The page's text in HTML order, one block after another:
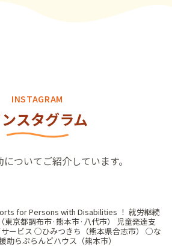
INSTAGRAM
スタグラム
ついてご紹介しています。
for Persons with Disabilities ！ 就労継続
京都調布市·熊本市·八代市）
児童発達支
ービス ○ひみつきち（熊本県合志市）
○な
助らぷらんどハウス（熊本市）